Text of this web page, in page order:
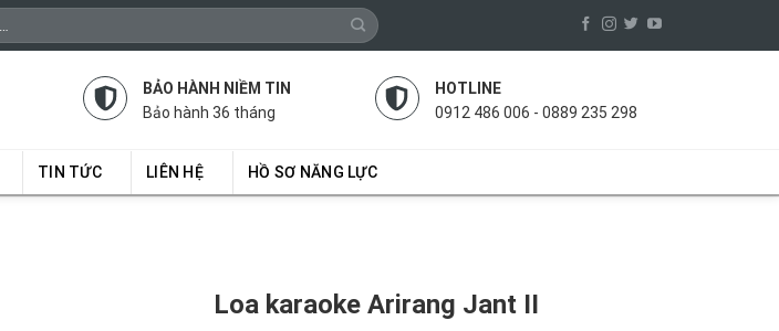
BẢO HÀNH NIỀM TIN
Bảo hành 36 tháng
HOTLINE
0912 486 006 - 0889 235 298
TIN TỨC LIÊN HỆ HỒ SƠ NĂNG LỰC
Loa karaoke Arirang Jant II